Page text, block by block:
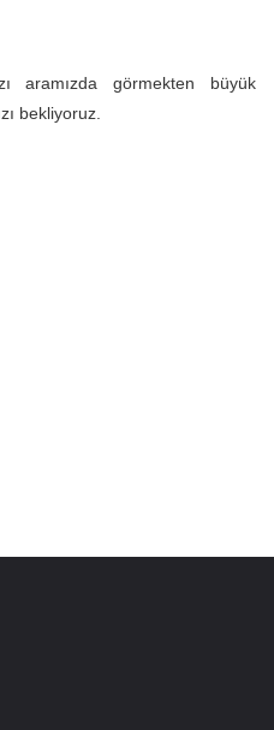
aramızda görmekten büyük
bekliyoruz.